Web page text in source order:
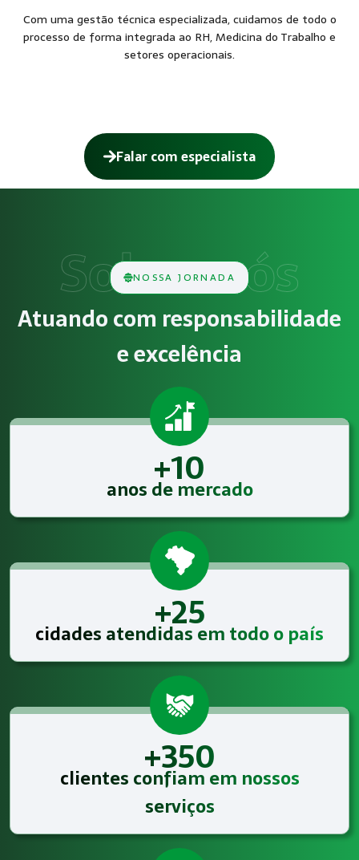
Com uma gestão técnica especializada, cuidamos de todo o
processo de forma integrada ao RH, Medicina do Trabalho e
setores operacionais.
Falar com especialista
Como funciona Gestão de SST para o
Obrigatoriedade legal
Empresas que exercem atividades com exposição a riscos
Atendimento especializado
A Megatrab - Engenharia de Segurança do Trabalho
NOSSA JORNADA
Atuando com responsabilidade
e excelência
+10
anos de mercado
+25
cidades atendidas em todo o país
+350
clientes confiam em nossos
serviços